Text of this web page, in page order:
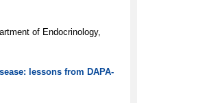
of Endocrinology,
lessons from DAPA-